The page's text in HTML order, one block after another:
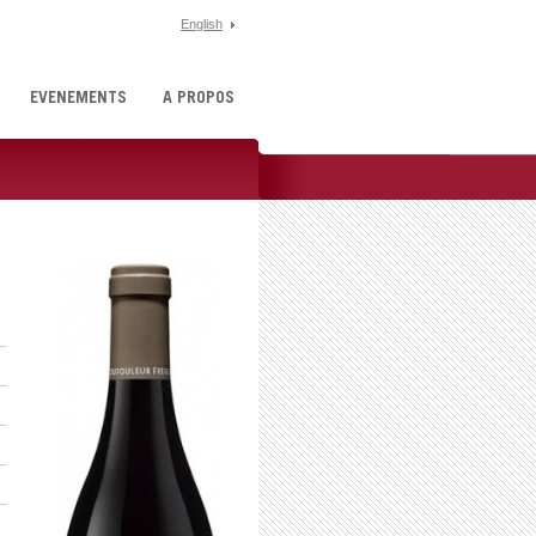
English
ÉVÉNEMENTS À PROPOS